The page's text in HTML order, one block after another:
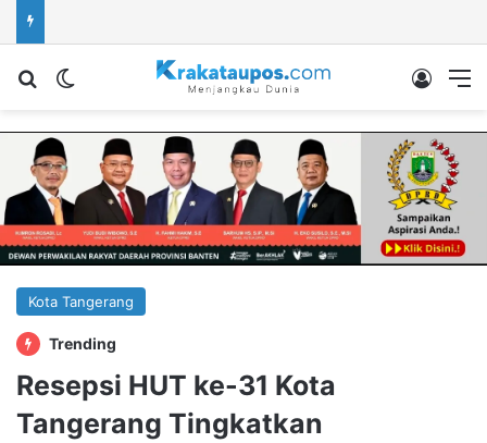
Cari berita...Switch skin Log In
Kota Tangerang
Trending
Resepsi HUT ke-31 Kota
Tangerang Tingkatkan